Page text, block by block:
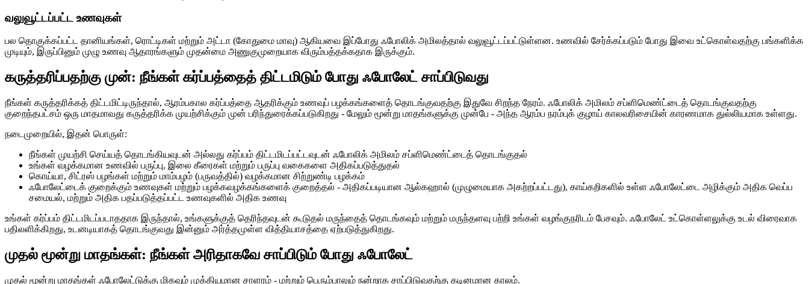
வலுவூட்டப்பட்ட உணவுகள்
பல தொகுக்கப்பட்ட தானியங்கள், ரொட்டிகள் மற்றும் அட்டா (கோதுமை மாவு) ஆகியவை இப்போது ஃபோலிக் அமிலத்தால் வலுவூட்டப்பட்டுள்ளன. உணவில் சேர்க்கப்படும் போது இவை உட்கொள்வதற்கு பங்களிக்க
முடியும், இருப்பினும் முழு உணவு ஆதாரங்களும் முதன்மை அணுகுமுறையாக விரும்பத்தக்கதாக இருக்கும்.
கருத்தரிப்பதற்கு முன்: நீங்கள் கர்ப்பத்தைத் திட்டமிடும் போது ஃபோலேட் சாப்பிடுவது
நீங்கள் கருத்தரிக்கத் திட்டமிட்டிருந்தால், ஆரம்பகால கர்ப்பத்தை ஆதரிக்கும் உணவுப் பழக்கங்களைத் தொடங்குவதற்கு இதுவே சிறந்த நேரம். ஃபோலிக் அமிலம் சப்ளிமெண்ட்டைத் தொடங்குவதற்கு
குறைந்தபட்சம் ஒரு மாதமாவது கருத்தரிக்க முயற்சிக்கும் முன் பரிந்துரைக்கப்படுகிறது - மேலும் மூன்று மாதங்களுக்கு முன்பே - அந்த ஆரம்ப நரம்புக் குழாய் காலவரிசையின் காரணமாக துல்லியமாக உள்ளது.
நடைமுறையில், இதன் பொருள்:
நீங்கள் முயற்சி செய்யத் தொடங்கியவுடன் அல்லது கர்ப்பம் திட்டமிடப்பட்டவுடன் ஃபோலிக் அமிலம் சப்ளிமெண்ட்டைத் தொடங்குதல்
உங்கள் வழக்கமான உணவில் பருப்பு, இலை கீரைகள் மற்றும் பருப்பு வகைகளை அதிகப்படுத்துதல்
கொய்யா, சிட்ரஸ் பழங்கள் மற்றும் மாம்பழம் (பருவத்தில்) வழக்கமான சிற்றுண்டி பழக்கம்
ஃபோலேட்டைக் குறைக்கும் உணவுகள் மற்றும் பழக்கவழக்கங்களைக் குறைத்தல் - அதிகப்படியான ஆல்கஹால் (முழுமையாக அகற்றப்பட்டது), காய்கறிகளில் உள்ள ஃபோலேட்டை அழிக்கும் அதிக வெப்ப
சமையல், மற்றும் அதிக பதப்படுத்தப்பட்ட உணவுகளில் அதிக உணவு
உங்கள் கர்ப்பம் திட்டமிடப்படாததாக இருந்தால், உங்களுக்குத் தெரிந்தவுடன் கூடுதல் மருந்தைத் தொடங்கவும் மற்றும் மருந்தளவு பற்றி உங்கள் வழங்குநரிடம் பேசவும். ஃபோலேட் உட்கொள்ளலுக்கு உடல் விரைவாக
பதிலளிக்கிறது, உடனடியாகத் தொடங்குவது இன்னும் அர்த்தமுள்ள வித்தியாசத்தை ஏற்படுத்துகிறது.
முதல் மூன்று மாதங்கள்: நீங்கள் அரிதாகவே சாப்பிடும் போது ஃபோலேட்
முதல் மூன்று மாதங்கள் ஃபோலேட்டுக்கு மிகவும் முக்கியமான சாளரம் - மற்றும் பெரும்பாலும் நன்றாக சாப்பிடுவதற்கு கடினமான காலம்.